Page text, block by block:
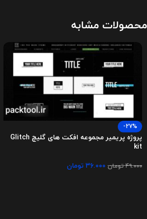
محصولات مشابه
-27%
پروژه پریمیر مجموعه افکت های گلیچ Glitch
kit
۴۹.۰۰۰تومان ۳۶.۰۰۰ تومان